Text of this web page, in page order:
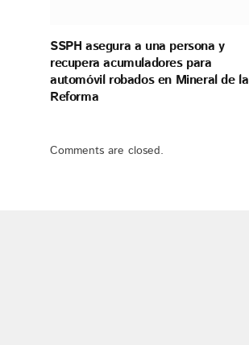
SSPH asegura a una persona y
recupera acumuladores para
automóvil robados en Mineral de la
Reforma
Comments are closed.